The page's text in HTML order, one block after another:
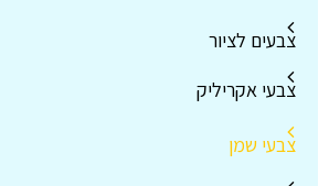
צבעים לציור
צבעי אקריליק
צבעי שמן